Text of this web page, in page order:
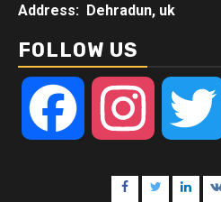
Address: Dehradun, uk
FOLLOW US
Facebook Instagram
Facebook
Twitter